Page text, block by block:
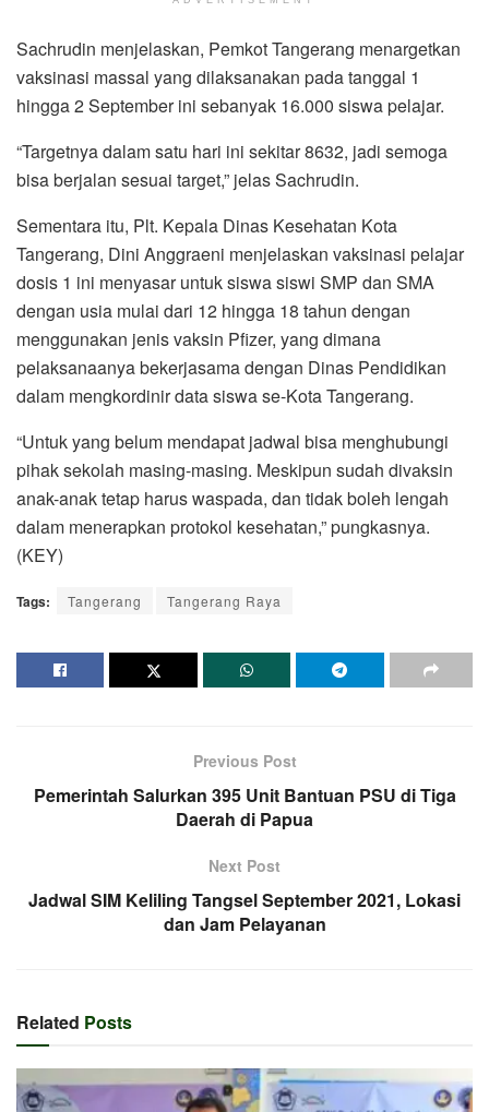
Sachrudin menjelaskan, Pemkot Tangerang menargetkan
vaksinasi massal yang dilaksanakan pada tanggal 1
hingga 2 September ini sebanyak 16.000 siswa pelajar.
“Targetnya dalam satu hari ini sekitar 8632, jadi semoga
bisa berjalan sesuai target,” jelas Sachrudin.
Sementara itu, Plt. Kepala Dinas Kesehatan Kota
Tangerang, Dini Anggraeni menjelaskan vaksinasi pelajar
dosis 1 ini menyasar untuk siswa siswi SMP dan SMA
dengan usia mulai dari 12 hingga 18 tahun dengan
menggunakan jenis vaksin Pfizer, yang dimana
pelaksanaanya bekerjasama dengan Dinas Pendidikan
dalam mengkordinir data siswa se-Kota Tangerang.
“Untuk yang belum mendapat jadwal bisa menghubungi
pihak sekolah masing-masing. Meskipun sudah divaksin
anak-anak tetap harus waspada, dan tidak boleh lengah
dalam menerapkan protokol kesehatan,” pungkasnya.
(KEY)
Tags: Tangerang Tangerang Raya
Previous Post
Pemerintah Salurkan 395 Unit Bantuan PSU di Tiga
Daerah di Papua
Next Post
Jadwal SIM Keliling Tangsel September 2021, Lokasi
dan Jam Pelayanan
Related Posts